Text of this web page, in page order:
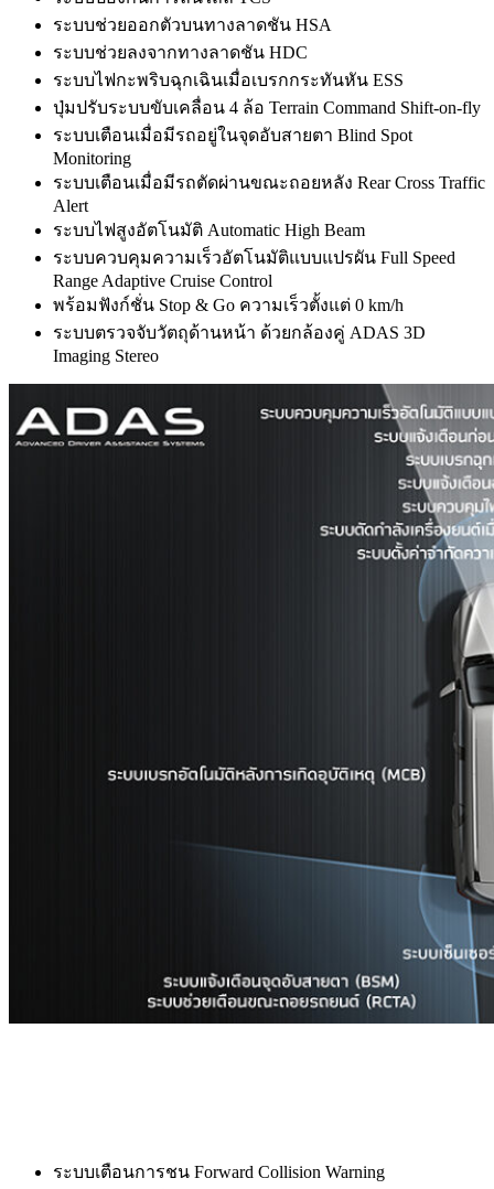
ระบบช่วยออกตัวบนทางลาดชัน HSA
ระบบช่วยลงจากทางลาดชัน HDC
ระบบไฟกะพริบฉุกเฉินเมื่อเบรกกระทันหัน ESS
ปุ่มปรับระบบขับเคลื่อน 4 ล้อ Terrain Command Shift-on-fly
ระบบเตือนเมื่อมีรถอยู่ในจุดอับสายตา Blind Spot
Monitoring
ระบบเตือนเมื่อมีรถตัดผ่านขณะถอยหลัง Rear Cross Traffic
Alert
ระบบไฟสูงอัตโนมัติ Automatic High Beam
ระบบควบคุมความเร็วอัตโนมัติแบบแปรผัน Full Speed
Range Adaptive Cruise Control
พร้อมฟังก์ชั่น Stop & Go ความเร็วตั้งแต่ 0 km/h
ระบบตรวจจับวัตถุด้านหน้า ด้วยกล้องคู่ ADAS 3D
Imaging Stereo
ระบบเตือนการชน Forward Collision Warning